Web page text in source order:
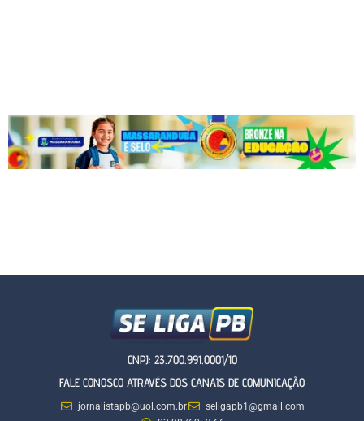
CNPJ: 23.700.991.0001/10
FALE CONOSCO ATRAVÉS DOS CANAIS DE COMUNICAÇÃO
jornalistapb@uol.com.br
seligapb1@gmail.com